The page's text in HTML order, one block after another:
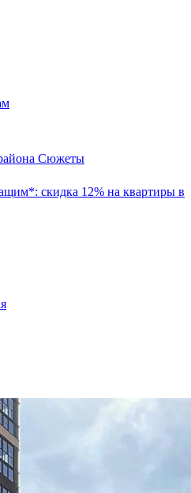
Сюжеты
скидка 12% на квартиры в